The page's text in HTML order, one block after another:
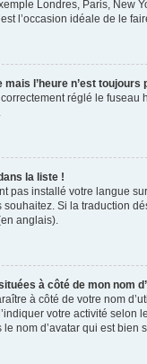
Londres, Paris, New
l’occasion idéale de le
mais l’heure n’est toujours
réglé le
la liste !
pas installé votre langue
Si la traduction
anglais).
à côté de mon nom
à côté de votre nom
votre activité selon
nom d’avatar qui est